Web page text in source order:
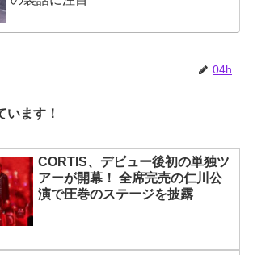
04h
います！
CORTIS、デビュー後初の単独ツ
アーが開幕！ 全席完売の仁川公
演で圧巻のステージを披露